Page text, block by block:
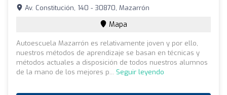
Av. Constitución, 140 - 30870, Mazarrón
Mapa
Autoescuela Mazarrón es relativamente joven y por ello,
nuestros métodos de aprendizaje se basan en técnicas y
métodos actuales a disposición de todos nuestros alumnos
de la mano de los mejores p... Seguir leyendo